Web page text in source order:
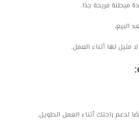
مبطنة مريحة جدًا.
البيع،
لها أثناء العمل.
لدعم راحتك أثناء العمل الطويل.